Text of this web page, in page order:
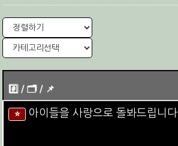
#️⃣ / 🗂️️️ / 📌️
⭐ 아이들을 사랑으로 돌봐드립니다.